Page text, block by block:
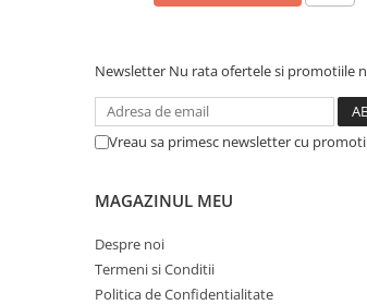
Newsletter Nu rata ofertele si promotiile
Vreau sa primesc newsletter cu
MAGAZINUL MEU
Despre noi
Termeni si Conditii
Politica de Confidentialitate